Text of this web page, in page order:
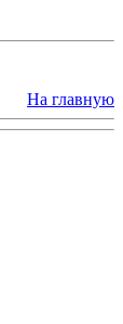
На главную